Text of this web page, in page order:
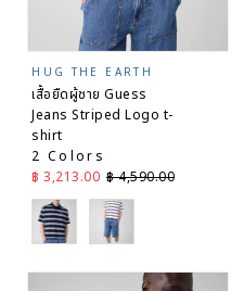
HUG THE EARTH
เสื้อยืดผู้ชาย Guess
Jeans Striped Logo t-
shirt
2 Colors
ราคาลด
฿ 3,213.00 ราคาปกติ
฿ 4,590.00
Navy White